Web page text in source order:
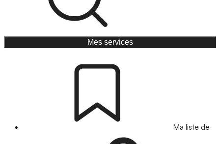
Mes services
Ma liste de